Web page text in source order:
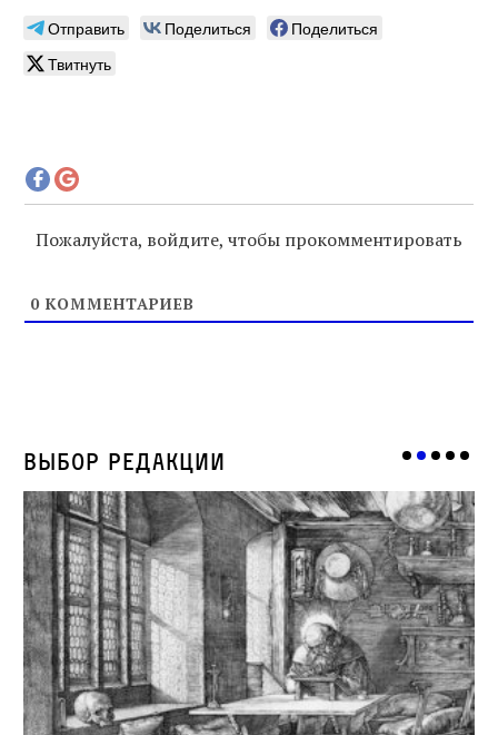
Отправить Поделиться
Поделиться
Твитнуть
Пожалуйста, войдите, чтобы прокомментировать
0 КОММЕНТАРИЕВ
Выбор редакции